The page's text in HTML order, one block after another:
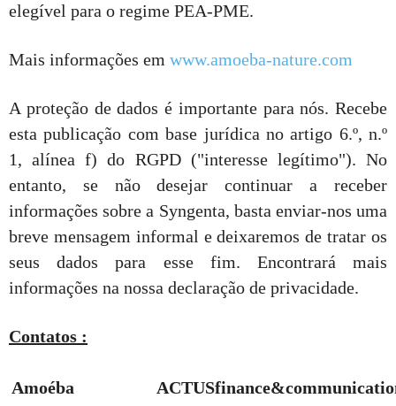
elegível para o regime PEA-PME.
Mais informações em www.amoeba-nature.com
A proteção de dados é importante para nós. Recebe
esta publicação com base jurídica no artigo 6.º, n.º
1, alínea f) do RGPD ("interesse legítimo"). No
entanto, se não desejar continuar a receber
informações sobre a Syngenta, basta enviar-nos uma
breve mensagem informal e deixaremos de tratar os
seus dados para esse fim. Encontrará mais
informações na nossa declaração de privacidade.
Contatos :
Amoéba ACTUSfinance&